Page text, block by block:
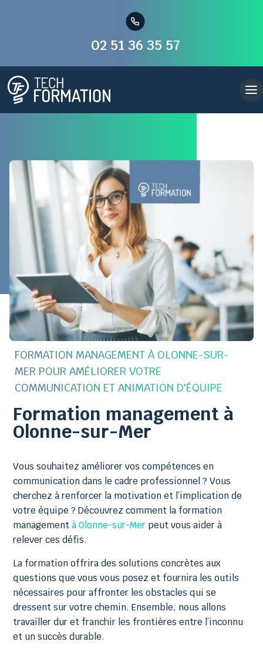
02 51 36 35 57
FORMATION MANAGEMENT À OLONNE-SUR-
MER POUR AMÉLIORER VOTRE
COMMUNICATION ET ANIMATION D'ÉQUIPE
Formation management à
Olonne-sur-Mer
Vous souhaitez améliorer vos compétences en
communication dans le cadre professionnel ? Vous
cherchez à renforcer la motivation et l’implication de
votre équipe ? Découvrez comment la formation
managementà Olonne-sur-Mer peut vous aider à
relever ces défis.
La formation offrira des solutions concrètes aux
questions que vous vous posez et fournira les outils
nécessaires pour affronter les obstacles qui se
dressent sur votre chemin. Ensemble, nous allons
travailler dur et franchir les frontières entre l’inconnu
et un succès durable.